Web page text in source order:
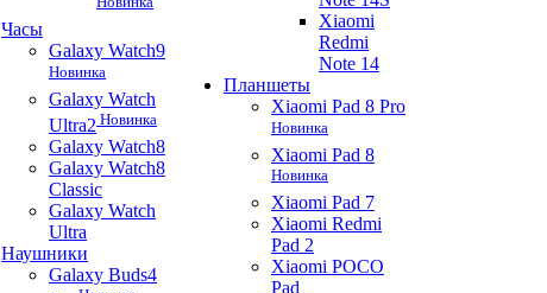
Часы
Galaxy Watch9
Новинка
Galaxy Watch
Ultra2 Новинка
Galaxy Watch8
Galaxy Watch8
Classic
Galaxy Watch
Ultra
Наушники
Galaxy Buds4
Xiaomi
Redmi
Note 14
Планшеты
Xiaomi Pad 8 Pro
Новинка
Xiaomi Pad 8
Новинка
Xiaomi Pad 7
Xiaomi Redmi
Pad 2
Xiaomi POCO
Pad